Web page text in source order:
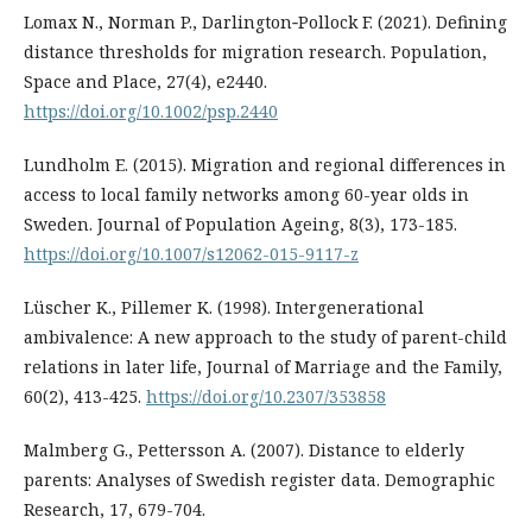
Lomax N., Norman P., Darlington‐Pollock F. (2021). Defining
distance thresholds for migration research. Population,
Space and Place, 27(4), e2440.
https://doi.org/10.1002/psp.2440
Lundholm E. (2015). Migration and regional differences in
access to local family networks among 60-year olds in
Sweden. Journal of Population Ageing, 8(3), 173-185.
https://doi.org/10.1007/s12062-015-9117-z
Lüscher K., Pillemer K. (1998). Intergenerational
ambivalence: A new approach to the study of parent-child
relations in later life, Journal of Marriage and the Family,
60(2), 413-425. https://doi.org/10.2307/353858
Malmberg G., Pettersson A. (2007). Distance to elderly
parents: Analyses of Swedish register data. Demographic
Research, 17, 679-704.